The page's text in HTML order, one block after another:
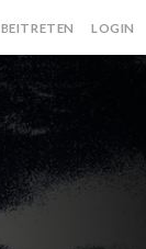
BEITRETEN LOGIN